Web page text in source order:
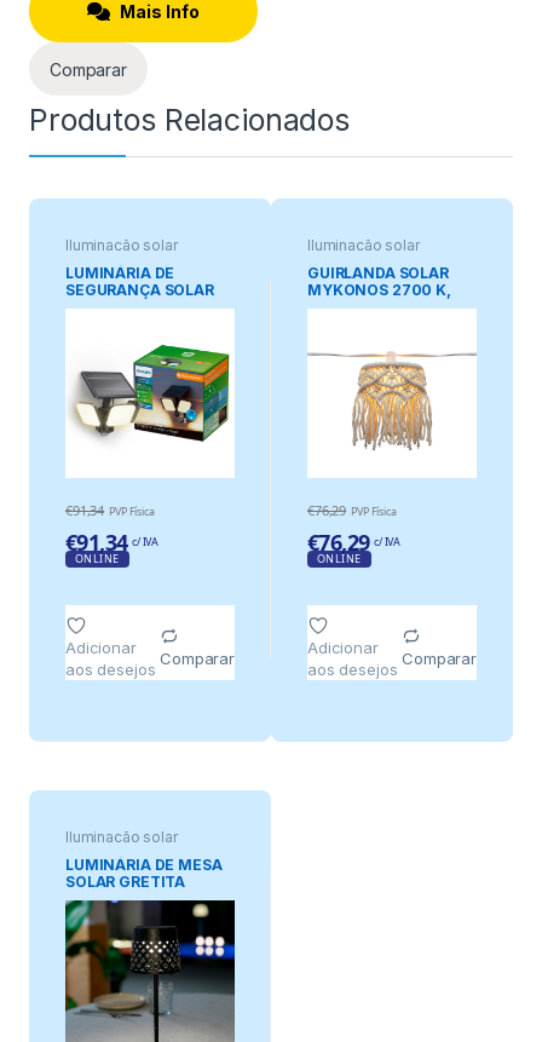
Mais Info
Comparar
Produtos Relacionados
Iluminação solar
LUMINÁRIA DE
SEGURANÇA SOLAR
ZYREN, PRETA, 24,5
€91,34 PVP Física
€91,34 c/ IVA
ONLINE
Adicionar
aos desejos
Comparar
Iluminação solar
GUIRLANDA SOLAR
MYKONOS 2700 K,
280 lm, LUZ QUENTE,
€76,29 PVP Física
€76,29 c/ IVA
ONLINE
Adicionar
aos desejos
Comparar
Iluminação solar
LUMINÁRIA DE MESA
SOLAR GRETITA
PRETA, Ø12 x 30 cm